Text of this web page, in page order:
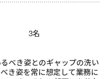
月 3名
べき姿とのギャップの洗い
き姿を常に想定して業務に